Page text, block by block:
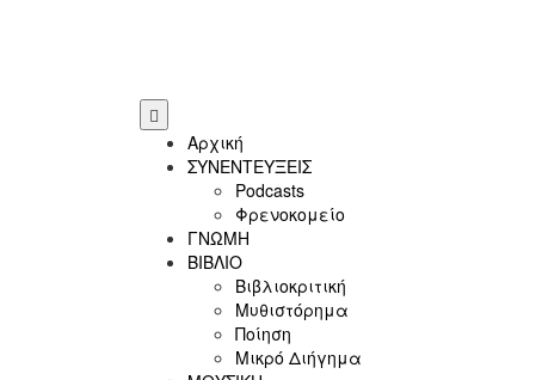
Αρχική
ΣΥΝΕΝΤΕΥΞΕΙΣ
Podcasts
Φρενοκομείο
ΓΝΩΜΗ
ΒΙΒΛΙΟ
Βιβλιοκριτική
Μυθιστόρημα
Ποίηση
Μικρό Διήγημα